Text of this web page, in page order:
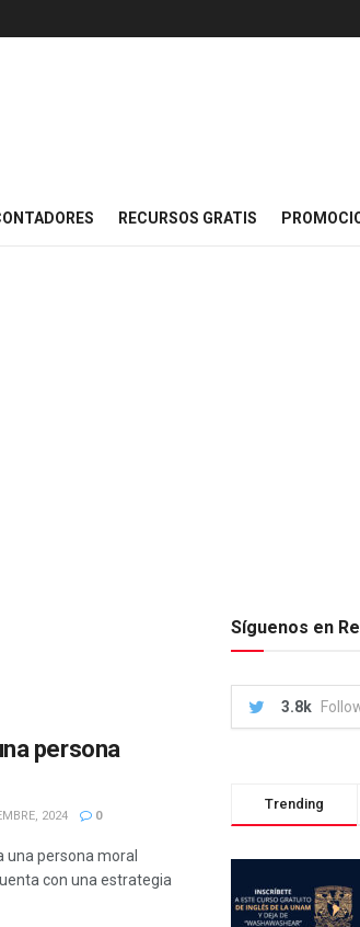
RECURSOS GRATIS
persona
2024 0
una persona moral
con una estrategia
Síguenos en
3.8k
Trending